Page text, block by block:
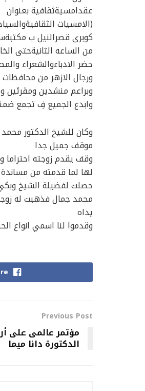
عقدامسيةثقافية بعنوان
(الامسيات
كوبرى قصرالنيل ب
من الساعه الثانيةحتى
حضر الادباءوالشعراء
ورجال الازهر من
وبراعم منشدين ومقرئين
وابدع الجميع فِ تجمع
وكان للشيخ الدكتور
موقف جميل جدا
وقف يقدم زوجته احتراما
لها لما قدمته من
حصلت لفضيلة الشيخ
محمد جمال فذهبت له
يداه
وقدموا لنا اسمي انواع
Previous Post
مؤتمر عالمى على
الدكتورة دانا ميما